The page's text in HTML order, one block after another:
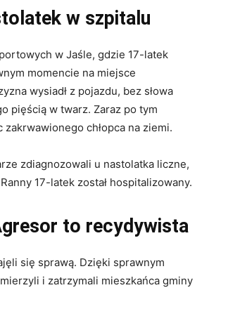
w szpitalu
w Jaśle, gdzie 17-latek
momencie na miejsce
wysiadł z pojazdu, bez słowa
pięścią w twarz. Zaraz po tym
chłopca na ziemi.
zdiagnozowali u nastolatka liczne,
17-latek został hospitalizowany.
to recydywista
się sprawą. Dzięki sprawnym
i zatrzymali mieszkańca gminy